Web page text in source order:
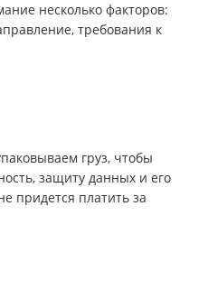
несколько факторов:
требования к
груз, чтобы
защиту данных и его
придется платить за